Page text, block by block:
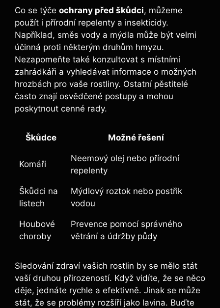
Co se týče ochrany před škůdci, můžeme
použít i přírodní repelenty a insekticidy.
Například, směs vody a mýdla může být velmi
účinná proti některým druhům hmyzu.
Nezapomeňte také konzultovat s místními
zahrádkáři a vyhledávat informace o možných
hrozbách pro vaše rostliny. Ostatní pěstitelé
často znají osvědčené postupy a mohou
poskytnout cenné rady.
Škůdce Možné řešení
Komáři
Neemový olej nebo přírodní
repelenty
Škůdci na
listech
Mýdlový roztok nebo postřik
vodou
Houbové
choroby
Prevence pomocí správného
větrání a údržby půdy
Sledování zdraví vašich rostlin by se mělo stát
vaší druhou přirozeností. Když vidíte, že se něco
děje, jednáte rychle a efektivně. Jinak se může
stát, že se problémy rozšíří jako lavina. Buďte